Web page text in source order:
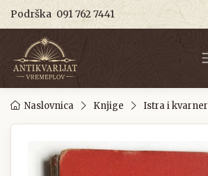
Podrška 091 762 7441
Naslovnica Knjige Istra i kvarner